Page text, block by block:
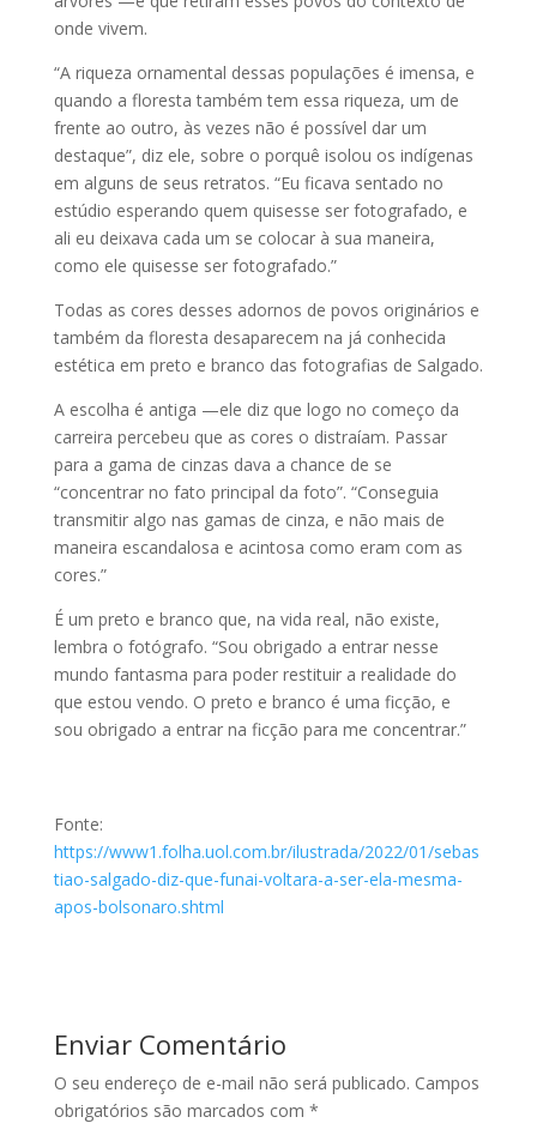
onde vivem.
“A riqueza ornamental dessas populações é imensa, e
quando a floresta também tem essa riqueza, um de
frente ao outro, às vezes não é possível dar um
destaque”, diz ele, sobre o porquê isolou os indígenas
em alguns de seus retratos. “Eu ficava sentado no
estúdio esperando quem quisesse ser fotografado, e
ali eu deixava cada um se colocar à sua maneira,
como ele quisesse ser fotografado.”
Todas as cores desses adornos de povos originários e
também da floresta desaparecem na já conhecida
estética em preto e branco das fotografias de Salgado.
A escolha é antiga —ele diz que logo no começo da
carreira percebeu que as cores o distraíam. Passar
para a gama de cinzas dava a chance de se
“concentrar no fato principal da foto”. “Conseguia
transmitir algo nas gamas de cinza, e não mais de
maneira escandalosa e acintosa como eram com as
cores.”
É um preto e branco que, na vida real, não existe,
lembra o fotógrafo. “Sou obrigado a entrar nesse
mundo fantasma para poder restituir a realidade do
que estou vendo. O preto e branco é uma ficção, e
sou obrigado a entrar na ficção para me concentrar.”
Fonte:
https://www1.folha.uol.com.br/ilustrada/2022/01/sebas
tiao-salgado-diz-que-funai-voltara-a-ser-ela-mesma-
apos-bolsonaro.shtml
Enviar Comentário
O seu endereço de e-mail não será publicado. Campos
obrigatórios são marcados com *